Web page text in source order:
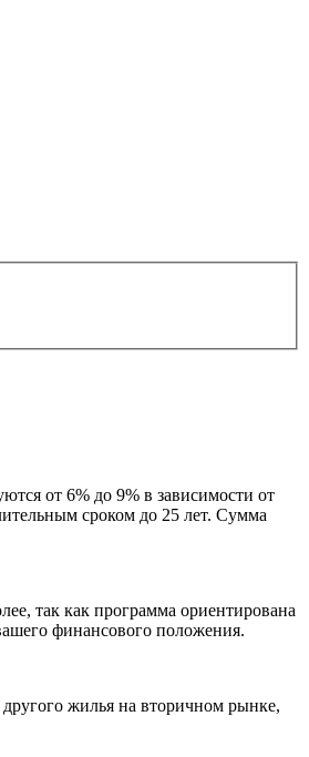
от 6% до 9% в зависимости от
сроком до 25 лет. Сумма
так как программа ориентирована
финансового положения.
жилья на вторичном рынке,